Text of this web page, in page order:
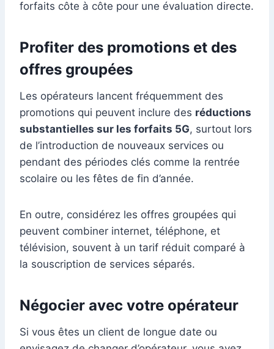
forfaits côte à côte pour une évaluation directe.
Profiter des promotions et des
offres groupées
Les opérateurs lancent fréquemment des
promotions qui peuvent inclure des réductions
substantielles sur les forfaits 5G, surtout lors
de l’introduction de nouveaux services ou
pendant des périodes clés comme la rentrée
scolaire ou les fêtes de fin d’année.
En outre, considérez les offres groupées qui
peuvent combiner internet, téléphone, et
télévision, souvent à un tarif réduit comparé à
la souscription de services séparés.
Négocier avec votre opérateur
Si vous êtes un client de longue date ou